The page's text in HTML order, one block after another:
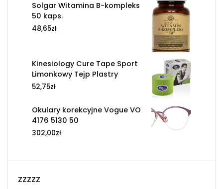
Solgar Witamina B-kompleks
50 kaps.
48,65zł
Kinesiology Cure Tape Sport
Limonkowy Tejp Plastry
52,75zł
Okulary korekcyjne Vogue VO
4176 5130 50
302,00zł
zzzzz